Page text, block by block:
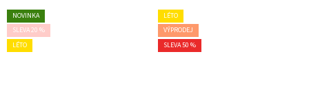
NOVINKA
SLEVA 20 %
LÉTO
LÉTO
VÝPRODEJ
SLEVA 50 %